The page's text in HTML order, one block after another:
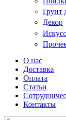
Грунт
Декор
О нас
Доставка
Оплата
Статьи
Контакты